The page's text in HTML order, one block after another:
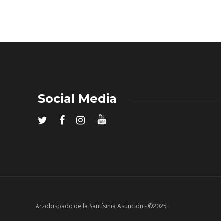
Social Media
Arzobispado de la Santísima Asunción - ©2025